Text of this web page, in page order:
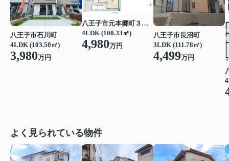
八王子市石川町
4LDK (103.50㎡)
3,980万円
八王子市元本郷町３丁目
4LDK (100.33㎡)
4,980万円
八王子市長沼町
3LDK (111.78㎡)
4,499万円
よく見られている物件